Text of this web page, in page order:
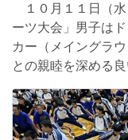
１０月１１日（水
ーツ大会」男子は
カー（メイングラ
との親睦を深める